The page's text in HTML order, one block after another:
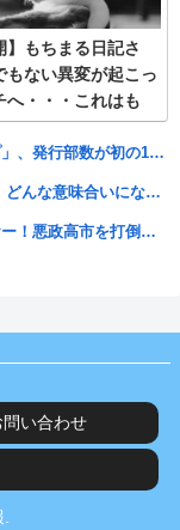
】もちまる日記さ
もない異変が起こっ
へ・・・これはも
部数が初の100万部割れ
になるんでしょ。【再】
市を打倒するぞー！」
問い合わせ